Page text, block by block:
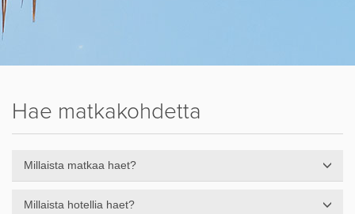
Hae matkakohdetta
Millaista matkaa haet?
Millaista hotellia haet?